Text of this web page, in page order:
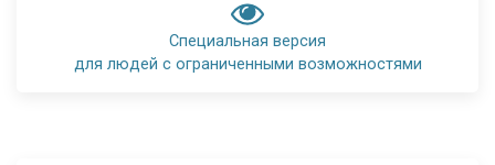
Специальная версия
для людей с ограниченными возможностями